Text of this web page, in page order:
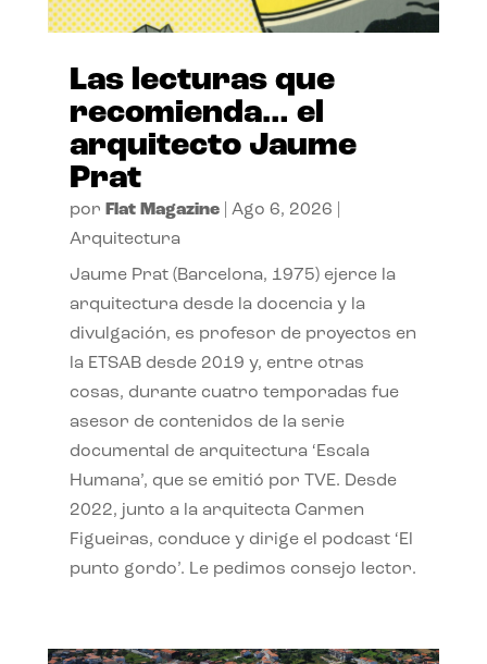
Las lecturas que
recomienda… el
arquitecto Jaume
Prat
por Flat Magazine| Ago 6, 2026
Arquitectura
Jaume Prat (Barcelona, 1975) ejerce la
arquitectura desde la docencia y la
divulgación, es profesor de proyectos en
la ETSAB desde 2019 y, entre otras
cosas, durante cuatro temporadas fue
asesor de contenidos de la serie
documental de arquitectura ‘Escala
Humana’, que se emitió por TVE. Desde
2022, junto a la arquitecta Carmen
Figueiras, conduce y dirige el podcast ‘El
punto gordo’. Le pedimos consejo lector.